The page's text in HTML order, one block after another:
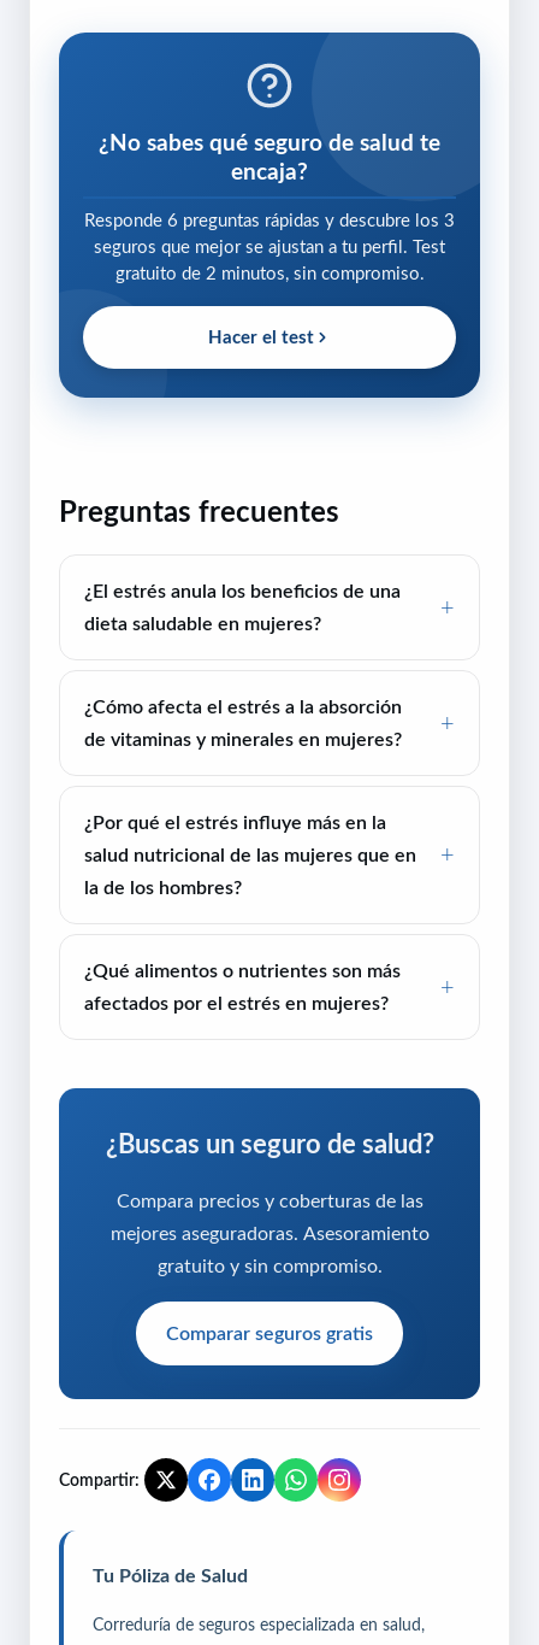
¿No sabes qué seguro de salud te
encaja?
Responde 6 preguntas rápidas y descubre los 3
seguros que mejor se ajustan a tu perfil. Test
gratuito de 2 minutos, sin compromiso.
Hacer el test
Preguntas frecuentes
¿El estrés anula los beneficios de una
dieta saludable en mujeres?
¿Cómo afecta el estrés a la absorción
de vitaminas y minerales en mujeres?
¿Por qué el estrés influye más en la
salud nutricional de las mujeres que en
la de los hombres?
¿Qué alimentos o nutrientes son más
afectados por el estrés en mujeres?
¿Buscas un seguro de salud?
Compara precios y coberturas de las
mejores aseguradoras. Asesoramiento
gratuito y sin compromiso.
Comparar seguros gratis
Compartir:
Tu Póliza de Salud
Correduría de seguros especializada en salud,